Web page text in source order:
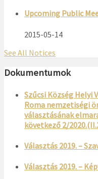
Upcoming Public
2015-05-14
See All Notices
Dokumentumok
Szűcsi Község Helyi
Roma nemzetiségi
választásának
következő 2/
Választás 2019. –
Választás 2019. –